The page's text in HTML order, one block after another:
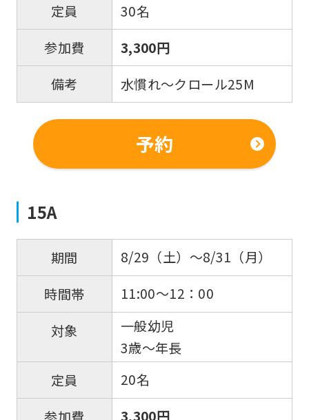
定員
30名
参加費
3,300円
備考
水慣れ～クロール25M
予約
15A
期間
8/29（土）～8/31（月）
時間帯
11:00～12：00
対象
一般幼児
3歳～年長
定員
20名
3,300円